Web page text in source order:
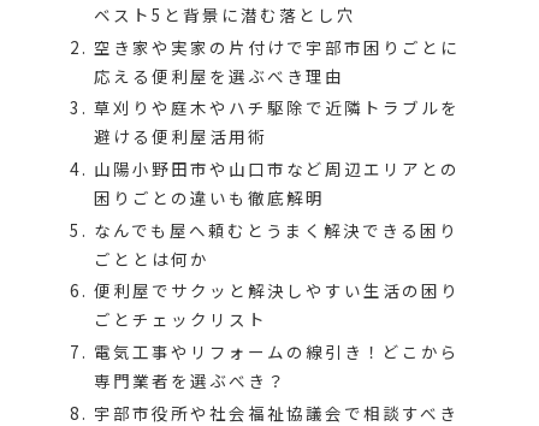
ベスト5と背景に潜む落とし穴
空き家や実家の片付けで宇部市困りごとに
応える便利屋を選ぶべき理由
草刈りや庭木やハチ駆除で近隣トラブルを
避ける便利屋活用術
山陽小野田市や山口市など周辺エリアとの
困りごとの違いも徹底解明
なんでも屋へ頼むとうまく解決できる困り
ごととは何か
便利屋でサクッと解決しやすい生活の困り
ごとチェックリスト
電気工事やリフォームの線引き！どこから
専門業者を選ぶべき？
宇部市役所や社会福祉協議会で相談すべき